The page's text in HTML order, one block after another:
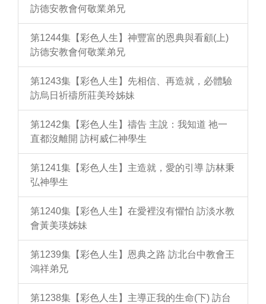
訪德安教會何敬業弟兄
第1244集【彩色人生】神豐富的恩典與看顧(上)
訪德安教會何敬業弟兄
第1243集【彩色人生】先相信、再造就，必體驗
訪烏日祈禱所莊美玲姊妹
第1242集【彩色人生】禱告 主說：我知道 祂一
直都沒離開 訪柯威仁神學生
第1241集【彩色人生】主造就，愛的引導 訪林秉
弘神學生
第1240集【彩色人生】在愛裡沒有懼怕 訪淡水教
會黃美瑛姊妹
第1239集【彩色人生】恩典之路 訪北台中教會王
鴻祥弟兄
第1238集【彩色人生】主導正我的生命(下) 訪台